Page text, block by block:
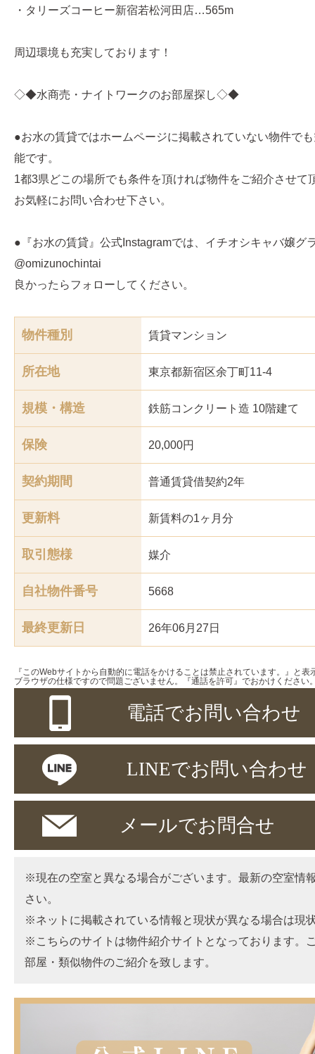
・タリーズコーヒー新宿若松河田店…565m
周辺環境も充実しております！
◇◆水商売・ナイトワークのお部屋探し◇◆
●お水の賃貸ではホームページに掲載されていない物件で
能です。
1都3県どこの場所でも条件を頂ければ物件をご紹介させて
お気軽にお問い合わせ下さい。
●『お水の賃貸』公式Instagramでは、イチオシキャバ嬢グ
@omizunochintai
良かったらフォローしてください。
物件種別 賃貸マンション
所在地 東京都新宿区余丁町11-4
規模・構造 鉄筋コンクリート造 10階建て
保険 20,000円
契約期間 普通賃貸借契約2年
更新料 新賃料の1ヶ月分
取引態様 媒介
自社物件番号 5668
最終更新日 26年06月27日
『このWebサイトから自動的に電話をかけることは禁止されています。』と
ブラウザの仕様ですので問題ございません。『通話を許可』でおかけください
電話でお問い合わせ
LINEでお問い合わせ
メールでお問合せ
※現在の空室と異なる場合がございます。最新の空室情
さい。
※ネットに掲載されている情報と現状が異なる場合は現
※こちらのサイトは物件紹介サイトとなっております。
部屋・類似物件のご紹介を致します。